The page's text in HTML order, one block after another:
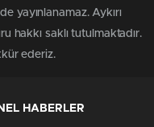
yayınlanamaz. Aykırı
hakkı saklı tutulmaktadır.
ederiz.
HABERLER